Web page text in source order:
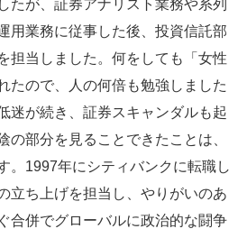
たが、証券アナリスト業務や系列
用業務に従事した後、投資信託部
担当しました。何をしても「女性
たので、人の何倍も勉強しました
迷が続き、証券スキャンダルも起
の部分を見ることできたことは、
。1997年にシティバンクに転職し
立ち上げを担当し、やりがいのあ
合併でグローバルに政治的な闘争